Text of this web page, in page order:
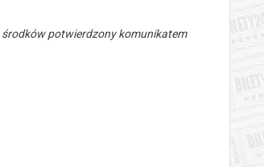
potwierdzony komunikatem